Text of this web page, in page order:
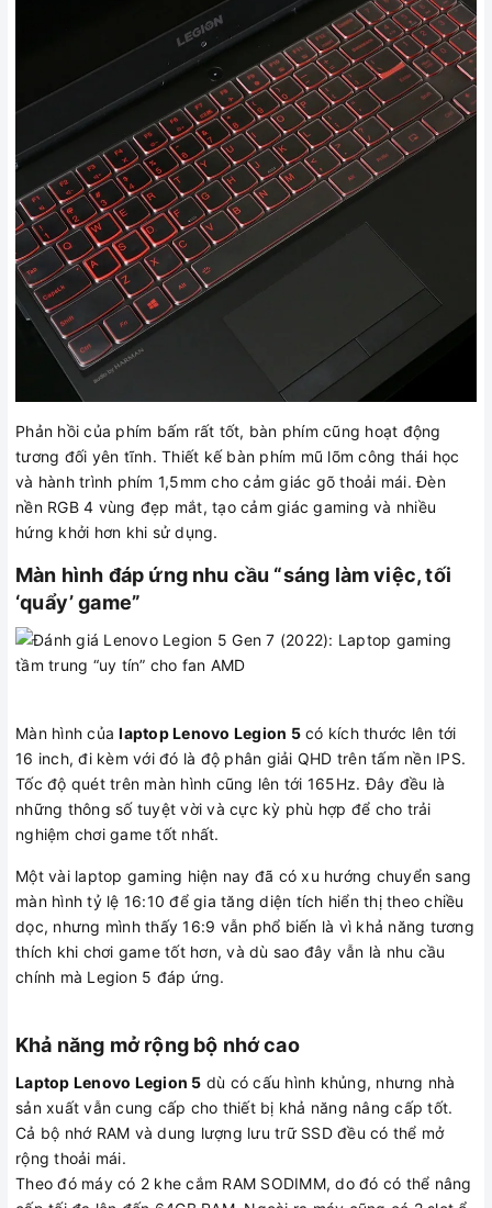
Phản hồi của phím bấm rất tốt, bàn phím cũng hoạt động
tương đối yên tĩnh. Thiết kế bàn phím mũ lõm công thái học
và hành trình phím 1,5mm cho cảm giác gõ thoải mái. Đèn
nền RGB 4 vùng đẹp mắt, tạo cảm giác gaming và nhiều
hứng khởi hơn khi sử dụng.
Màn hình đáp ứng nhu cầu “sáng làm việc, tối
‘quẩy’ game”
Màn hình củalaptop Lenovo Legion 5có kích thước lên tới
16 inch, đi kèm với đó là độ phân giải QHD trên tấm nền IPS.
Tốc độ quét trên màn hình cũng lên tới 165Hz. Đây đều là
những thông số tuyệt vời và cực kỳ phù hợp để cho trải
nghiệm chơi game tốt nhất.
Một vài laptop gaming hiện nay đã có xu hướng chuyển sang
màn hình tỷ lệ 16:10 để gia tăng diện tích hiển thị theo chiều
dọc, nhưng mình thấy 16:9 vẫn phổ biến là vì khả năng tương
thích khi chơi game tốt hơn, và dù sao đây vẫn là nhu cầu
chính mà Legion 5 đáp ứng.
Khả năng mở rộng bộ nhớ cao
Laptop Lenovo Legion 5 dù có cấu hình khủng, nhưng nhà
sản xuất vẫn cung cấp cho thiết bị khả năng nâng cấp tốt.
Cả bộ nhớ RAM và dung lượng lưu trữ SSD đều có thể mở
rộng thoải mái.
Theo đó máy có 2 khe cắm RAM SODIMM, do đó có thể nâng